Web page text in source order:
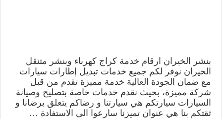
بنشر الخيران ارقام خدمة كراج كهرباء وبنشر متنقل
الخيران نوفر لكم جميع خدمات تبديل إطارات سيارات
مع ضمان الجودة العالية خدمة مميزة تقدم من قبل
شركة مميزة، بحيث نقدم خدمات خاصة بتصليح وصيانة
السيارات سيارتكم هي سيارتنا و رضاكم يتعلق برضانا و
ثقتكم بنا هي عنوان تميزنا سارعوا الى الاستفادة …